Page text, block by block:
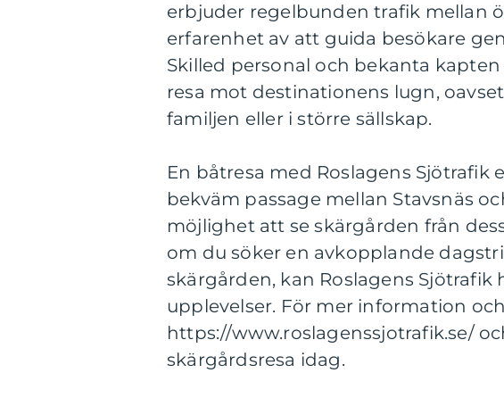
erbjuder regelbunden trafik mellan
erfarenhet av att guida besökare
Skilled personal och bekanta
resa mot destinationens lugn,
familjen eller i större sällskap.
En båtresa med Roslagens Sjötrafik
bekväm passage mellan Stavsnäs
möjlighet att se skärgården från
om du söker en avkopplande
skärgården, kan Roslagens
upplevelser. För mer information
https://www.roslagenssjotrafik.se/
skärgårdsresa idag.